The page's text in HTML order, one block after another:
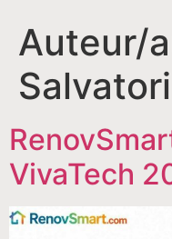
Auteur/
Salvatori
VivaTech